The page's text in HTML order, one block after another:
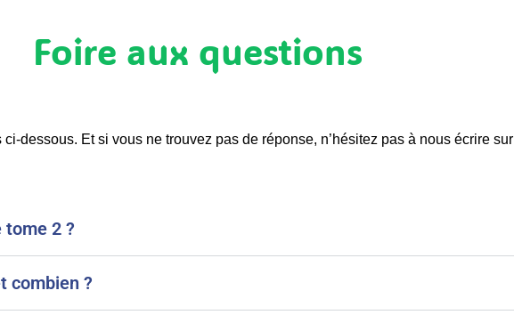
Foire aux questions
dessous. Et si vous ne trouvez pas de réponse, n’hésitez pas à nous écrire sur
tome 2 ?
combien ?